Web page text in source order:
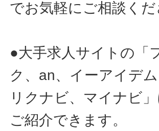
でお気軽にご相談くだ
●大手求人サイトの「
ク、an、イーアイデ
リクナビ、マイナビ
ご紹介できます。